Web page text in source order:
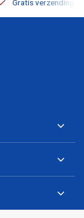
Gratis verzending